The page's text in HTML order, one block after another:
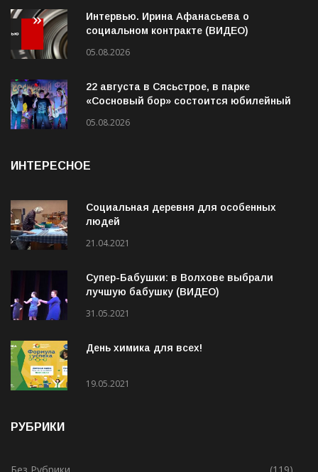
05.08.2026
Интервью. Ирина Афанасьева о
05.08.2026
22 августа в Сясьстрое, в парке
Социальная деревня для особенных
21.04.2021
Супер-Бабушки: в Волхове выбрали
31.05.2021
День химика для всех!